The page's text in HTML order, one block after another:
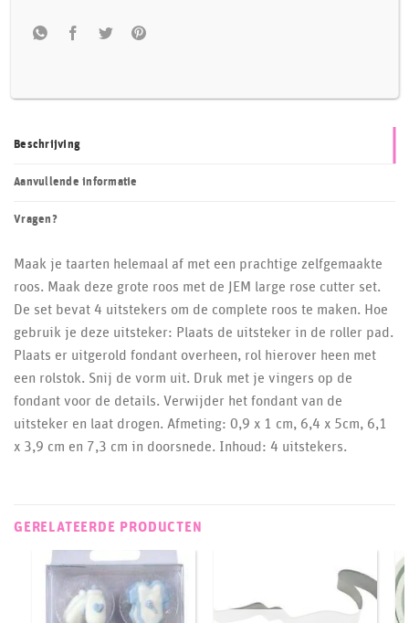
Beschrijving
Aanvullende informatie
Vragen?
Maak je taarten helemaal af met een prachtige zelfgemaakte
roos. Maak deze grote roos met de JEM large rose cutter set.
De set bevat 4 uitstekers om de complete roos te maken. Hoe
gebruik je deze uitsteker: Plaats de uitsteker in de roller pad.
Plaats er uitgerold fondant overheen, rol hierover heen met
een rolstok. Snij de vorm uit. Druk met je vingers op de
fondant voor de details. Verwijder het fondant van de
uitsteker en laat drogen. Afmeting: 0,9 x 1 cm, 6,4 x 5cm, 6,1
x 3,9 cm en 7,3 cm in doorsnede. Inhoud: 4 uitstekers.
GERELATEERDE PRODUCTEN